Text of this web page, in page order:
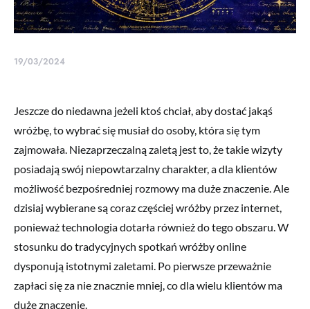
19/03/2024
Jeszcze do niedawna jeżeli ktoś chciał, aby dostać jakąś
wróżbę, to wybrać się musiał do osoby, która się tym
zajmowała. Niezaprzeczalną zaletą jest to, że takie wizyty
posiadają swój niepowtarzalny charakter, a dla klientów
możliwość bezpośredniej rozmowy ma duże znaczenie. Ale
dzisiaj wybierane są coraz częściej wróżby przez internet,
ponieważ technologia dotarła również do tego obszaru. W
stosunku do tradycyjnych spotkań wróżby online
dysponują istotnymi zaletami. Po pierwsze przeważnie
zapłaci się za nie znacznie mniej, co dla wielu klientów ma
duże znaczenie.